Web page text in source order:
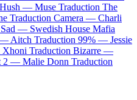
Hush — Muse Traduction The
Traduction Camera — Charli
Sad — Swedish House Mafia
— Aitch Traduction 99% — Jessie
Xhoni Traduction Bizarre —
2 — Malie Donn Traduction